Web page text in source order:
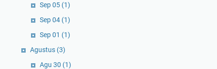
Sep 05 (1)
Sep 04 (1)
Sep 01 (1)
Agustus (3)
Agu 30 (1)